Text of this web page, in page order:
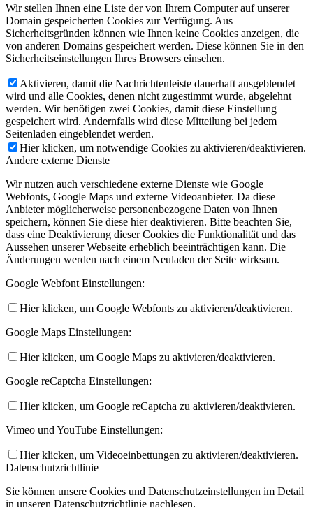
Wir stellen Ihnen eine Liste der von Ihrem Computer auf unserer
Domain gespeicherten Cookies zur Verfügung. Aus
Sicherheitsgründen können wie Ihnen keine Cookies anzeigen, die
von anderen Domains gespeichert werden. Diese können Sie in den
Sicherheitseinstellungen Ihres Browsers einsehen.
Aktivieren, damit die Nachrichtenleiste dauerhaft ausgeblendet
wird und alle Cookies, denen nicht zugestimmt wurde, abgelehnt
werden. Wir benötigen zwei Cookies, damit diese Einstellung
gespeichert wird. Andernfalls wird diese Mitteilung bei jedem
Seitenladen eingeblendet werden.
Hier klicken, um notwendige Cookies zu aktivieren/deaktivieren.
Andere externe Dienste
Wir nutzen auch verschiedene externe Dienste wie Google
Webfonts, Google Maps und externe Videoanbieter. Da diese
Anbieter möglicherweise personenbezogene Daten von Ihnen
speichern, können Sie diese hier deaktivieren. Bitte beachten Sie,
dass eine Deaktivierung dieser Cookies die Funktionalität und das
Aussehen unserer Webseite erheblich beeinträchtigen kann. Die
Änderungen werden nach einem Neuladen der Seite wirksam.
Google Webfont Einstellungen:
Hier klicken, um Google Webfonts zu aktivieren/deaktivieren.
Google Maps Einstellungen:
Hier klicken, um Google Maps zu aktivieren/deaktivieren.
Google reCaptcha Einstellungen:
Hier klicken, um Google reCaptcha zu aktivieren/deaktivieren.
Vimeo und YouTube Einstellungen:
Hier klicken, um Videoeinbettungen zu aktivieren/deaktivieren.
Datenschutzrichtlinie
Sie können unsere Cookies und Datenschutzeinstellungen im Detail
in unseren Datenschutzrichtlinie nachlesen.